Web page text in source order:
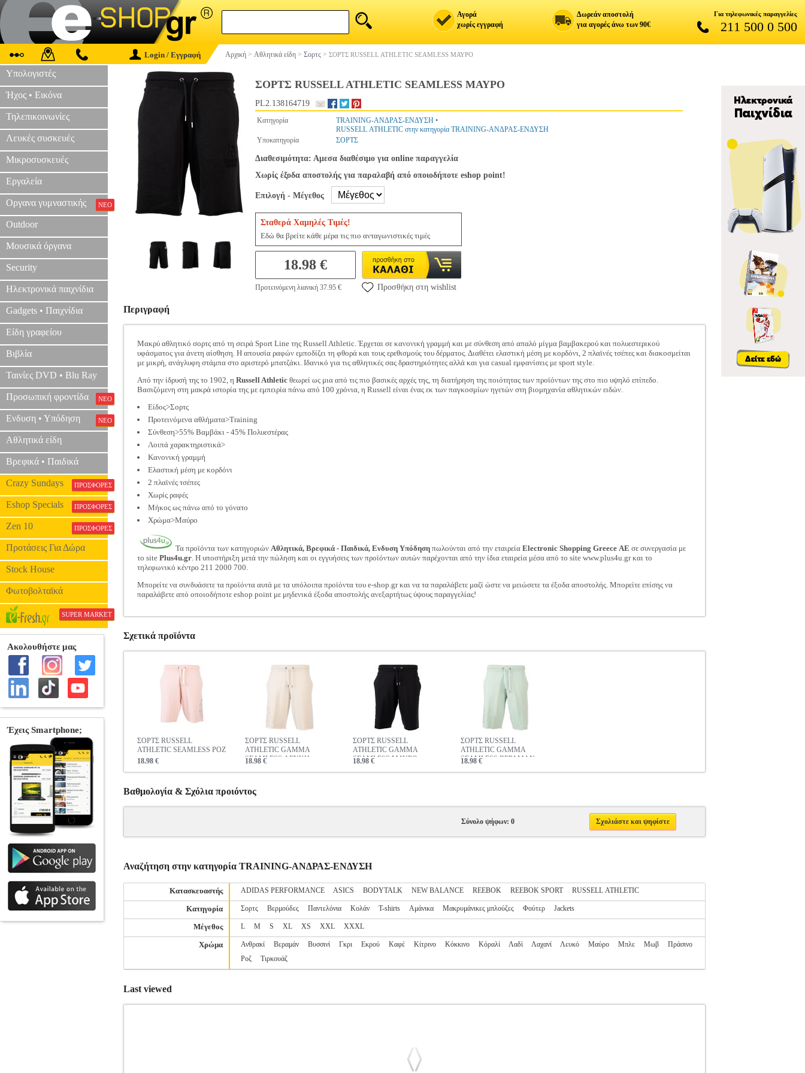
Αγορά
χωρίς εγγραφή
Δωρεάν αποστολή
για αγορές άνω των 90€
Για τηλεφωνικές παραγγελίες
211 500 0 500
Login / Εγγραφή Αρχική > Αθλητικά είδη > Σορτς > ΣΟΡΤΣ RUSSELL ATHLETIC SEAMLESS ΜΑΥΡΟ
Υπολογιστές
Ήχος • Εικόνα
Τηλεπικοινωνίες
Λευκές συσκευές
Μικροσυσκευές
Εργαλεία
Οργανα γυμναστικής ΝΕΟ
Outdoor
Μουσικά όργανα
Security
Ηλεκτρονικά παιχνίδια
Gadgets • Παιχνίδια
Είδη γραφείου
Βιβλία
Ταινίες DVD • Blu Ray
Προσωπική φροντίδα ΝΕΟ
Ενδυση • Υπόδηση ΝΕΟ
Αθλητικά είδη
Βρεφικά • Παιδικά
Crazy Sundays ΠΡΟΣΦΟΡΕΣ
Eshop Specials ΠΡΟΣΦΟΡΕΣ
Zen 10 ΠΡΟΣΦΟΡΕΣ
Προτάσεις Για Δώρα
Stock House
Φωτοβολταϊκά
SUPER MARKET
ΣΟΡΤΣ RUSSELL ATHLETIC SEAMLESS ΜΑΥΡΟ
PL2.138164719
Κατηγορία TRAINING-ΑΝΔΡΑΣ-ΕΝΔΥΣΗ •
RUSSELL ATHLETIC στην κατηγορία TRAINING-ΑΝΔΡΑΣ-ΕΝΔΥΣΗ
Υποκατηγορία
ΣΟΡΤΣ
Διαθεσιμότητα: Αμεσα διαθέσιμο για online παραγγελία
Χωρίς έξοδα αποστολής για παραλαβή από οποιοδήποτε eshop point!
Επιλογή - Μέγεθος
Σταθερά Χαμηλές Τιμές!
Εδώ θα βρείτε κάθε μέρα τις πιο ανταγωνιστικές τιμές
18.98 €
Προτεινόμενη λιανική 37.95 € Προσθήκη στη wishlist
Περιγραφή
Μακρύ αθλητικό σορτς από τη σειρά Sport Line της Russell Athletic. Έρχεται σε κανονική γραμμή και με σύνθεση από απαλό μίγμα βαμβακερού και πολυεστερικού
υφάσματος για άνετη αίσθηση. Η απουσία ραφών εμποδίζει τη φθορά και τους ερεθισμούς του δέρματος. Διαθέτει ελαστική μέση με κορδόνι, 2 πλαϊνές τσέπες και διακοσμείται
με μικρή, ανάγλυφη στάμπα στο αριστερό μπατζάκι. Ιδανικό για τις αθλητικές σας δραστηριότητες αλλά και για casual εμφανίσεις με sport style.
Από την ίδρυσή της το 1902, η Russell Athletic θεωρεί ως μια από τις πιο βασικές αρχές της, τη διατήρηση της ποιότητας των προϊόντων της στο πιο υψηλό επίπεδο.
Βασιζόμενη στη μακρά ιστορία της με εμπειρία πάνω από 100 χρόνια, η Russell είναι ένας εκ των παγκοσμίων ηγετών στη βιομηχανία αθλητικών ειδών.
Είδος>Σορτς
Προτεινόμενα αθλήματα>Training
Σύνθεση>55% Βαμβάκι - 45% Πολυεστέρας
Λοιπά χαρακτηριστικά>
Κανονική γραμμή
Ελαστική μέση με κορδόνι
2 πλαϊνές τσέπες
Χωρίς ραφές
Μήκος ως πάνω από το γόνατο
Χρώμα>Μαύρο
Τα προϊόντα των κατηγοριών Αθλητικά, Βρεφικά - Παιδικά, Ενδυση Υπόδηση πωλούνται από την εταιρεία Electronic Shopping Greece ΑΕ σε συνεργασία με
το site Plus4u.gr. Η υποστήριξη μετά την πώληση και οι εγγυήσεις των προϊόντων αυτών παρέχονται από την ίδια εταιρεία μέσα από το site www.plus4u.gr και το
τηλεφωνικό κέντρο 211 2000 700.
Μπορείτε να συνδυάσετε τα προϊόντα αυτά με τα υπόλοιπα προϊόντα του e-shop.gr και να τα παραλάβετε μαζί ώστε να μειώσετε τα έξοδα αποστολής. Μπορείτε επίσης να
παραλάβετε από οποιοδήποτε eshop point με μηδενικά έξοδα αποστολής ανεξαρτήτως ύψους παραγγελίας!
Σχετικά προϊόντα
ΣΟΡΤΣ RUSSELL
ATHLETIC SEAMLESS ΡΟΖ
18.98 €
ΣΟΡΤΣ RUSSELL
ATHLETIC GAMMA
SEAMLESS ΛΕΥΚΗ
18.98 €
ΣΟΡΤΣ RUSSELL
ATHLETIC GAMMA
SEAMLESS ΜΑΥΡΟ
18.98 €
ΣΟΡΤΣ RUSSELL
ATHLETIC GAMMA
SEAMLESS ΒΕΡΑΜΑΝ
18.98 €
Βαθμολογία & Σχόλια προιόντος
Σύνολο ψήφων: 0 Σχολιάστε και ψηφίστε
Αναζήτηση στην κατηγορία TRAINING-ΑΝΔΡΑΣ-ΕΝΔΥΣΗ
Κατασκευαστής ADIDAS PERFORMANCE ASICS BODYTALK NEW BALANCE REEBOK REEBOK SPORT RUSSELL ATHLETIC
Κατηγορία Σορτς Βερμούδες Παντελόνια Κολάν T-shirts Αμάνικα Μακρυμάνικες μπλούζες Φούτερ Jackets
Μέγεθος L M S XL XS XXL XXXL
Χρώμα Ανθρακί Βεραμάν Βυσσινί Γκρι Εκρού Καφέ Κίτρινο Κόκκινο Κόραλί Λαδί Λαχανί Λευκό Μαύρο Μπλε Μωβ
Πράσινο
Ροζ
Τιρκουάζ
Last viewed